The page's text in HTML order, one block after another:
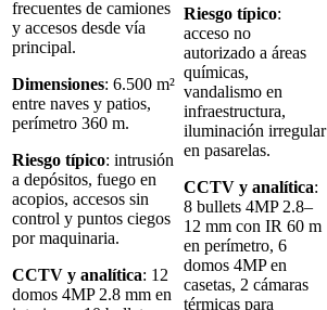
frecuentes de camiones
y accesos desde vía
principal.
Dimensiones: 6.500 m²
entre naves y patios,
perímetro 360 m.
Riesgo típico: intrusión
a depósitos, fuego en
acopios, accesos sin
control y puntos ciegos
por maquinaria.
CCTV y analítica: 12
domos 4MP 2.8 mm en
Riesgo típico:
acceso no
autorizado a áreas
químicas,
vandalismo en
infraestructura,
iluminación irregular
en pasarelas.
CCTV y analítica:
8 bullets 4MP 2.8–
12 mm con IR 60 m
en perímetro, 6
domos 4MP en
casetas, 2 cámaras
térmicas para